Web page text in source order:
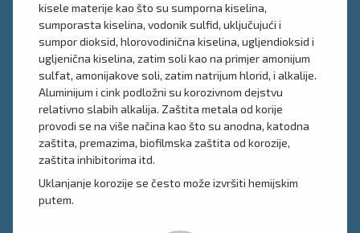
kisele materije kao što su sumporna kiselina,
sumporasta kiselina, vodonik sulfid, uključujući i
sumpor dioksid, hlorovodinična kiselina, ugljendioksid i
ugljenična kiselina, zatim soli kao na primjer amonijum
sulfat, amonijakove soli, zatim natrijum hlorid, i alkalije.
Aluminijum i cink podložni su korozivnom dejstvu
relativno slabih alkalija. Zaštita metala od korije
provodi se na više načina kao što su anodna, katodna
zaštita, premazima, biofilmska zaštita od korozije,
zaštita inhibitorima itd.
Uklanjanje korozije se često može izvršiti hemijskim
putem.